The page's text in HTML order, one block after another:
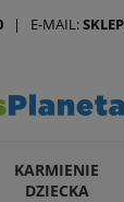
KARMIENIE
DZIECKA
| E-MAIL: